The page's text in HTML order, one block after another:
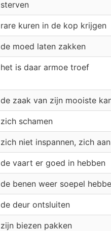
sterven
rare kuren in de kop krijgen
de moed laten zakken
het is daar armoe troef
de zaak van zijn mooiste
zich schamen
zich niet inspannen, zich
de vaart er goed in hebben
de benen weer soepel
de deur ontsluiten
zijn biezen pakken